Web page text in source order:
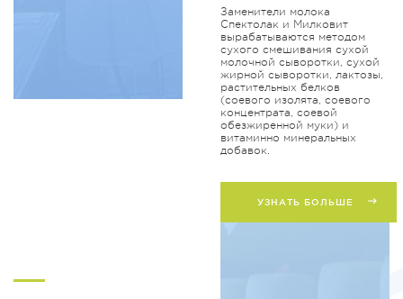
Заменители молока
Спектолак и Милковит
вырабатываются методом
сухого смешивания сухой
молочной сыворотки, сухой
жирной сыворотки, лактозы,
растительных белков
(соевого изолята, соевого
концентрата, соевой
обезжиренной муки) и
витаминно минеральных
добавок.
УЗНАТЬ БОЛЬШЕ